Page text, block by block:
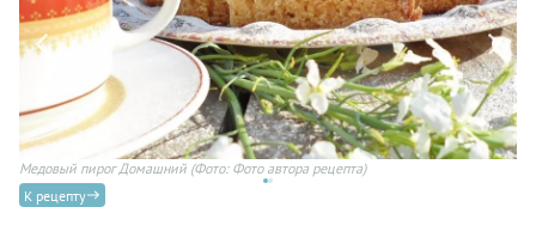
Медовый пирог Домашний (Фото: Фото автора рецепта)
К рецепту